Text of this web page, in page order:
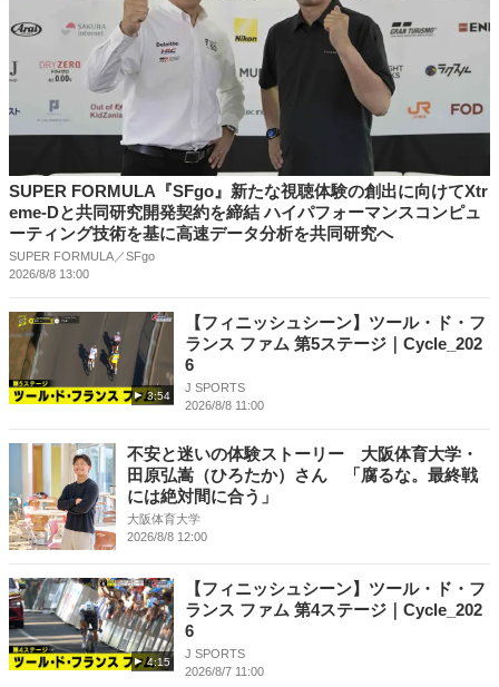
SUPER FORMULA『SFgo』新たな視聴体験の創出に向けてXtr
eme-Dと共同研究開発契約を締結 ハイパフォーマンスコンピュ
ーティング技術を基に⾼速データ分析を共同研究へ
SUPER FORMULA／SFgo
2026/8/8 13:00
3:54
【フィニッシュシーン】ツール・ド・フ
ランス ファム 第5ステージ｜Cycle_202
6
J SPORTS
2026/8/8 11:00
不安と迷いの体験ストーリー 大阪体育大学・
田原弘嵩（ひろたか）さん 「腐るな。最終戦
には絶対間に合う」
大阪体育大学
2026/8/8 12:00
4:15
【フィニッシュシーン】ツール・ド・フ
ランス ファム 第4ステージ｜Cycle_202
6
J SPORTS
2026/8/7 11:00